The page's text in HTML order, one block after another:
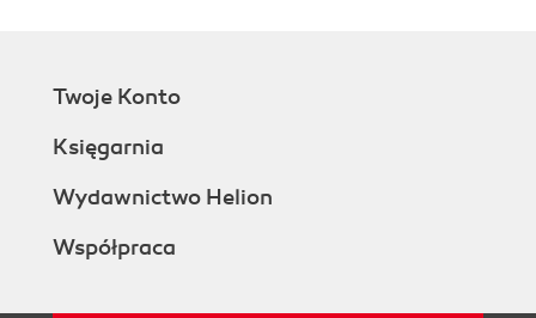
Twoje Konto
Księgarnia
Wydawnictwo Helion
Współpraca